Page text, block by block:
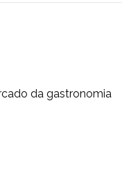
da gastronomia